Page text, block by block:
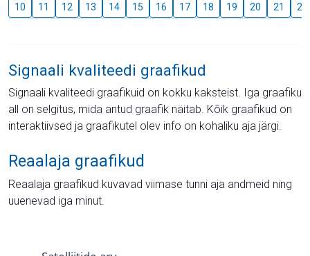
10 11 12 13 14 15 16 17 18 19 20 21 22
Signaali kvaliteedi graafikud
Signaali kvaliteedi graafikuid on kokku kaksteist. Iga graafiku
all on selgitus, mida antud graafik näitab. Kõik graafikud on
interaktiivsed ja graafikutel olev info on kohaliku aja järgi.
Reaalaja graafikud
Reaalaja graafikud kuvavad viimase tunni aja andmeid ning
uuenevad iga minut.